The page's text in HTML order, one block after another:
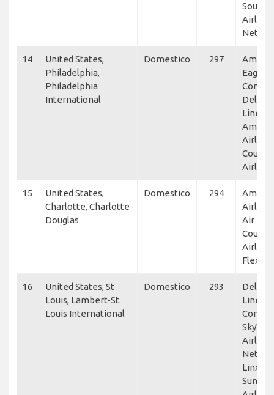
14
United States,
Philadelphia,
Philadelphia
International
Domestico 297
Eagle,
Delta
Lines,
Airlines
15
United States,
Charlotte, Charlotte
Douglas
Domestico 294
Air
Flexjet
16
United States, St
Louis, Lambert-St.
Louis International
Domestico 293
Delta
Lines,
Linx
Sun